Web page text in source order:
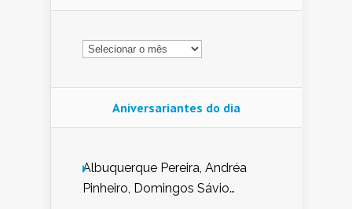
Arquivo
Aniversariantes do dia
Albuquerque Pereira, Andréa
Pinheiro, Domingos Sávio